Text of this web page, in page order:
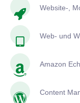
Website-,
Web- und
Amazon
Content